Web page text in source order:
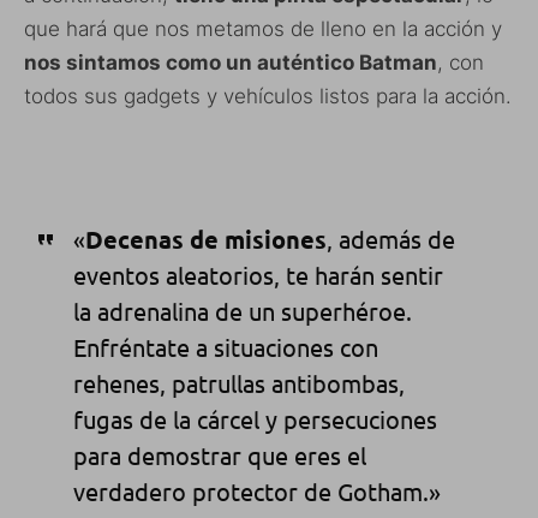
que hará que nos metamos de lleno en la acción y
nos sintamos como un auténtico Batman, con
todos sus gadgets y vehículos listos para la acción.
«Decenas de misiones , además de
eventos aleatorios, te harán sentir
la adrenalina de un superhéroe.
Enfréntate a situaciones con
rehenes, patrullas antibombas,
fugas de la cárcel y persecuciones
para demostrar que eres el
verdadero protector de Gotham.»